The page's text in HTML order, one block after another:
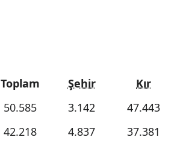
Toplam Şehir
Kır
50.585 3.142
47.443
42.218 4.837
37.381